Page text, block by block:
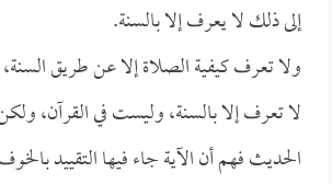
إلى ذلك لا يعرف إلا بالسنة.
ولا تعرف كيفية الصلاة إلا عن طريق
لا تعرف إلا بالسنة، وليست في القرآن،
الحديث فهم أن الآية جاء فيها التقييد